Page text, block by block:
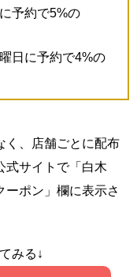
予約で5%の
日に予約で4%の
く、店舗ごとに配布
式サイトで「白木
ーポン」欄に表示さ
みる↓